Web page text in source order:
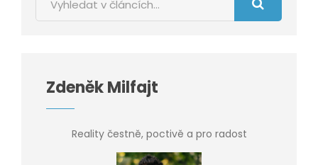
Zdeněk Milfajt
Reality čestně, poctivě a pro radost